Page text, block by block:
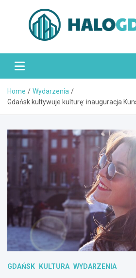
HaloGdańsk.pl
Home
Wydarzenia
Gdańsk kultywuje kulturę: inauguracja
GDAŃSK KULTURA WYDARZENIA